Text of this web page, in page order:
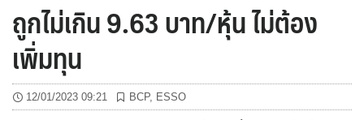
ถูกไม่เกิน 9.63 บาท/หุ้น ไม่ต้อง
เพิ่มทุน
12/01/2023 09:21 BCP, ESSO